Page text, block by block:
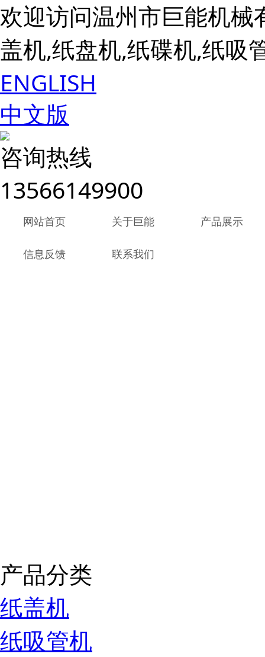
欢迎访问温州市巨能机
盖机,纸盘机,纸碟机,纸吸
ENGLISH
中文版
咨询热线
13566149900
网站首页 关于巨能 产品展示
信息反馈 联系我们
产品分类
纸盖机
纸吸管机